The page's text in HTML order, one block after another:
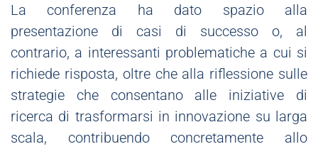
La conferenza ha dato spazio alla
presentazione di casi di successo o, al
contrario, a interessanti problematiche a cui si
richiede risposta, oltre che alla riflessione sulle
strategie che consentano alle iniziative di
ricerca di trasformarsi in innovazione su larga
scala, contribuendo concretamente allo